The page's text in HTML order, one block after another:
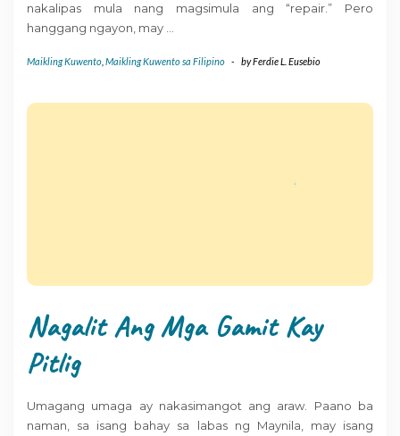
nakalipas mula nang magsimula ang “repair.” Pero
hanggang ngayon, may …
Maikling Kuwento Maikling Kuwento sa Filipino - byFerdie L. Eusebio
Nagalit Ang Mga Gamit Kay
Pitlig
Umagang umaga ay nakasimangot ang araw. Paano ba
naman, sa isang bahay sa labas ng Maynila, may isang